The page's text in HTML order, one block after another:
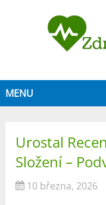
MENU
Urostal
Složení –
10 března, 2026